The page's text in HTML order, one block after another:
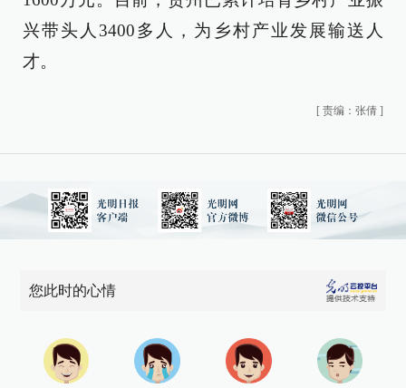
兴带头人3400多人，为乡村产业发展输送人
才。
[ 责编：张倩 ]
您此时的心情